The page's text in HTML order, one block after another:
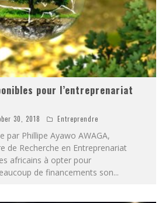
pour l’entreprenariat
30, 2018 Entreprendre
par Phillipe Ayawo AWAGA,
de Recherche en Entreprenariat
africains à opter pour
de financements son...